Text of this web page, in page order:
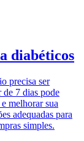
diabéticos
precisa ser
7 dias pode
melhorar sua
adequadas para
simples.